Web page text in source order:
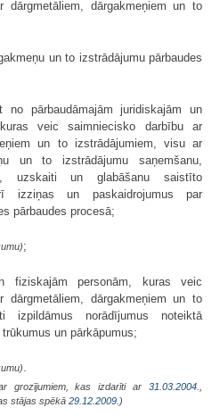
dārgmetāliem, dārgakmeņiem un to
un to izstrādājumu pārbaudes
pārbaudāmajām juridiskajām un
veic saimniecisko darbību ar
un to izstrādājumiem, visu ar
un to izstrādājumu saņemšanu,
uzskaiti un glabāšanu saistīto
izziņas un paskaidrojumus par
pārbaudes procesā;
;
fiziskajām personām, kuras veic
dārgmetāliem, dārgakmeņiem un to
izpildāmus norādījumus noteiktā
un pārkāpumus;
.
grozījumiem, kas izdarīti ar 31.03.2004.
stājas spēkā 29.12.2009. )